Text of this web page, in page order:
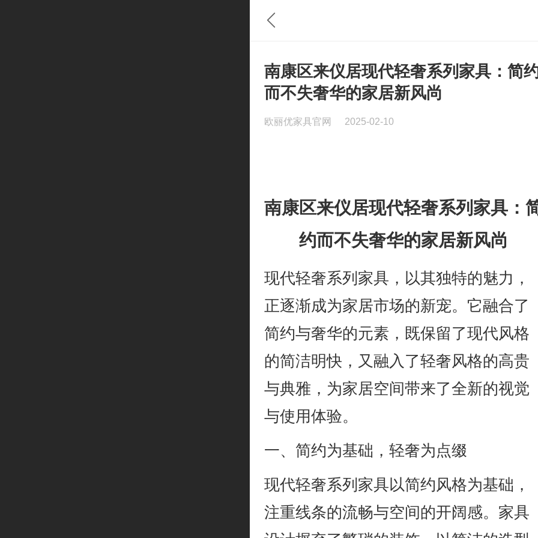
南康区来仪居现代轻奢系列家具：简
而不失奢华的家居新风尚
欧丽优家具官网 2025-02-10
南康区来仪居现代轻奢系列家具：
约而不失奢华的家居新风尚
现代轻奢系列家具，以其独特的魅力，
正逐渐成为家居市场的新宠。它融合了
简约与奢华的元素，既保留了现代风格
的简洁明快，又融入了轻奢风格的高贵
与典雅，为家居空间带来了全新的视觉
与使用体验。
一、简约为基础，轻奢为点缀
现代轻奢系列家具以简约风格为基础，
注重线条的流畅与空间的开阔感。家具